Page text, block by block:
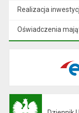
Realizacja
Oświadczenia